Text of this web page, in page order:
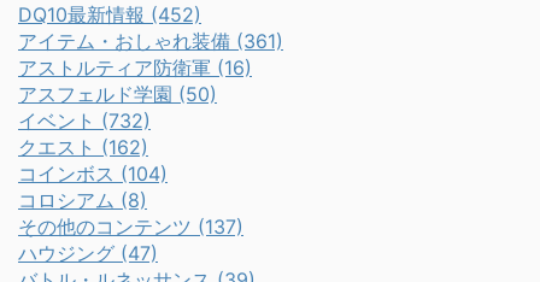
DQ10最新情報 (452)
アイテム・おしゃれ装備 (361)
アストルティア防衛軍 (16)
アスフェルド学園 (50)
イベント (732)
クエスト (162)
コインボス (104)
コロシアム (8)
その他のコンテンツ (137)
ハウジング (47)